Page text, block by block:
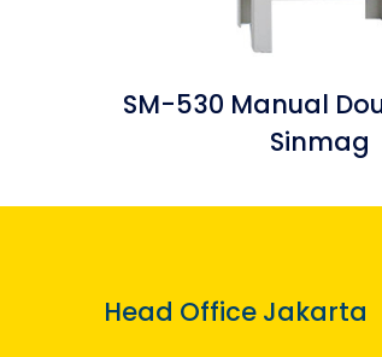
SM-530 Manual
Sinmag
Head Office Jakarta